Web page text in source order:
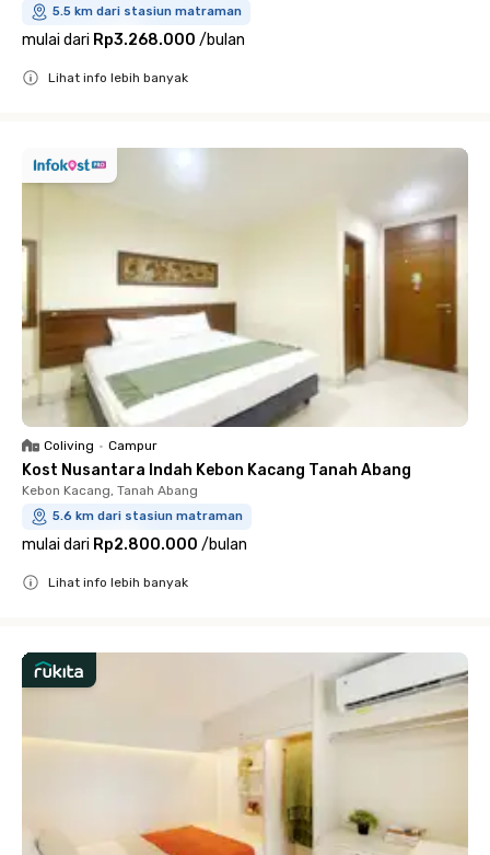
5.5 km dari stasiun matraman
mulai dari Rp3.268.000 /bulan
Lihat info lebih banyak
Coliving • Campur
Kost Nusantara Indah Kebon Kacang Tanah Abang
Kebon Kacang, Tanah Abang
5.6 km dari stasiun matraman
mulai dari Rp2.800.000 /bulan
Lihat info lebih banyak